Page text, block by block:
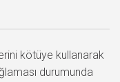
kötüye kullanarak
durumunda